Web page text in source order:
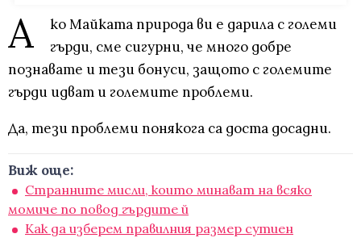
А
ко Майката природа ви е дарила с големи
гърди, сме сигурни, че много добре
познавате и тези бонуси, защото с големите
гърди идват и големите проблеми.
Да, тези проблеми понякога са доста досадни.
Виж още:
Странните мисли, които минават на всяко
момиче по повод гърдите й
Как да изберем правилния размер сутиен